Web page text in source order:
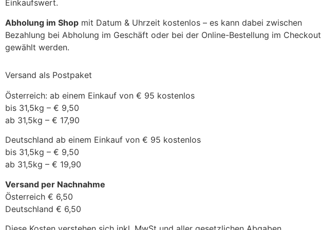
Einkaufswert.
Abholung im Shop mit Datum & Uhrzeit kostenlos – es kann dabei zwischen
Bezahlung bei Abholung im Geschäft oder bei der Online-Bestellung im Checkout
gewählt werden.
Versand als Postpaket
Österreich: ab einem Einkauf von € 95 kostenlos
bis 31,5kg – € 9,50
ab 31,5kg – € 17,90
Deutschland ab einem Einkauf von € 95 kostenlos
bis 31,5kg – € 9,50
ab 31,5kg – € 19,90
Versand per Nachnahme
Österreich € 6,50
Deutschland € 6,50